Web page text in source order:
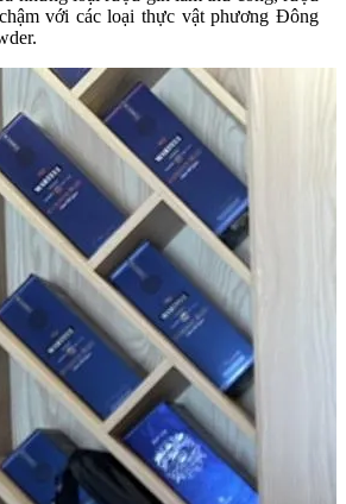
với các loại thực vật phương Đông